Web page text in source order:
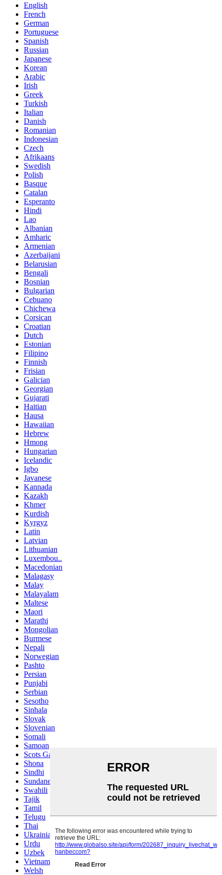
English
French
German
Portuguese
Spanish
Russian
Japanese
Korean
Arabic
Irish
Greek
Turkish
Italian
Danish
Romanian
Indonesian
Czech
Afrikaans
Swedish
Polish
Basque
Catalan
Esperanto
Hindi
Lao
Albanian
Amharic
Armenian
Azerbaijani
Belarusian
Bengali
Bosnian
Bulgarian
Cebuano
Chichewa
Corsican
Croatian
Dutch
Estonian
Filipino
Finnish
Frisian
Galician
Georgian
Gujarati
Haitian
Hausa
Hawaiian
Hebrew
Hmong
Hungarian
Icelandic
Igbo
Javanese
Kannada
Kazakh
Khmer
Kurdish
Kyrgyz
Latin
Latvian
Lithuanian
Luxembou..
Macedonian
Malagasy
Malay
Malayalam
Maltese
Maori
Marathi
Mongolian
Burmese
Nepali
Norwegian
Pashto
Persian
Punjabi
Serbian
Sesotho
Sinhala
Slovak
Slovenian
Somali
Samoan
Scots Gaelic
Shona
Sindhi
Sundanese
Swahili
Tajik
Tamil
Telugu
Thai
Ukrainian
Urdu
Uzbek
Vietnamese
Welsh